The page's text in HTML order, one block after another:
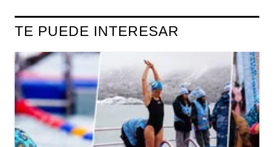
TE PUEDE INTERESAR